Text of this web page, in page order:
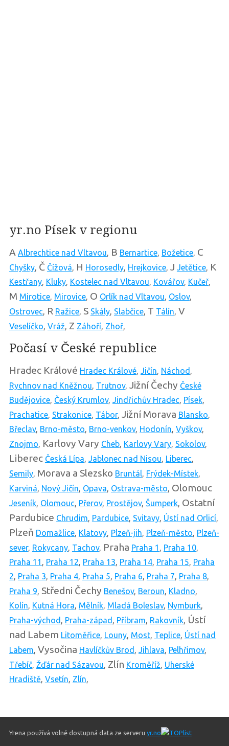
yr.no Písek v regionu
A Albrechtice nad Vltavou, B Bernartice, Božetice, C
Chyšky, Č Čížová, H Horosedly, Hrejkovice, J Jetětice, K
Kestřany, Kluky, Kostelec nad Vltavou, Kovářov, Kučeř,
M Mirotice, Mirovice, O Orlík nad Vltavou, Oslov,
Ostrovec, R Ražice, S Skály, Slabčice, T Tálín, V
Veselíčko, Vráž, Z Záhoří, Zhoř,
Počasí v České republice
Hradec Králové Hradec Králové, Jičín, Náchod ,
Rychnov nad Kněžnou, Trutnov, Jižní Čechy České
Budějovice, Český Krumlov, Jindřichův Hradec, Písek,
Prachatice, Strakonice, Tábor, Jižní Morava Blansko,
Břeclav, Brno-město, Brno-venkov, Hodonín, Vyškov,
Znojmo, Karlovy Vary Cheb, Karlovy Vary, Sokolov,
Liberec Česká Lípa, Jablonec nad Nisou, Liberec,
Semily, Morava a Slezsko Bruntál, Frýdek-Místek,
Karviná, Nový Jičín, Opava, Ostrava-město, Olomouc
Jeseník, Olomouc, Přerov, Prostějov, Šumperk, Ostatní
Pardubice Chrudim, Pardubice, Svitavy, Ústí nad Orlicí,
Plzeň Domažlice, Klatovy, Plzeň-jih, Plzeň-město, Plzeň-
sever, Rokycany, Tachov, Praha Praha 1 , Praha 10,
Praha 11 , Praha 12, Praha 13, Praha 14, Praha 15, Praha
2, Praha 3, Praha 4, Praha 5, Praha 6, Praha 7, Praha 8,
Praha 9, Středni Čechy Benešov, Beroun, Kladno,
Kolín, Kutná Hora, Mělník, Mladá Boleslav, Nymburk,
Praha-východ , Praha-západ , Příbram, Rakovník, Ústí
nad Labem Litoměřice, Louny, Most, Teplice, Ústí nad
Labem, Vysočina Havlíčkův Brod , Jihlava, Pelhřimov,
Třebíč, Žďár nad Sázavou, Zlín Kroměříž, Uherské
Hradiště, Vsetín, Zlín,
Yrena používá volně dostupná data ze serveru yr.no